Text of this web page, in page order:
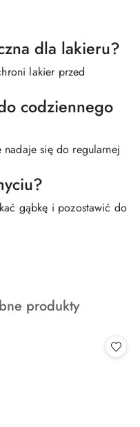
dla lakieru?
lakier przed
codziennego
się do regularnej
gąbkę i pozostawić do
produkty